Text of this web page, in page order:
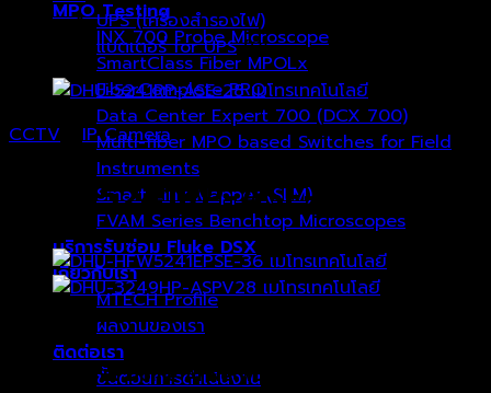
MPO Testing
INX 700 Probe Microscope
SmartClass Fiber MPOLx
FiberComplete PRO
Data Center Expert 700 (DCX 700)
Multi-fiber MPO based Switches for Field
Instruments
Smart Link Mapper (SLM)
FVAM Series Benchtop Microscopes
บริการรับซ่อม Fluke DSX
เกี่ยวกับเรา
MTECH Profile
ผลงานของเรา
ติดต่อเรา
ขั้นตอนการดำเนินงาน
UPS (เครื่องสำรองไฟ)
แบตเตอรี่ for UPS (0)
CCTV IP Camera
DHU-5241RP-ASE-28
2MP WDR IR Dome AI Network Camera